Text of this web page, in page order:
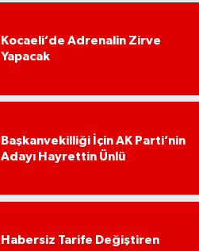
Kocaeli’de Adrenalin Zirve
Yapacak
Başkanvekilliği İçin AK Parti’nin
Adayı Hayrettin Ünlü
Habersiz Tarife Değiştiren